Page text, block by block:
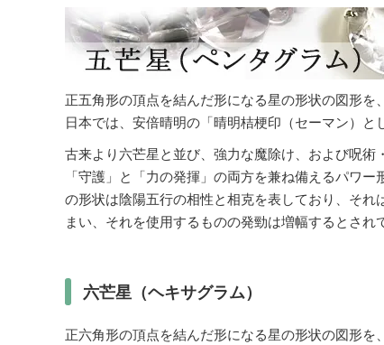
正五角形の頂点を結んだ形になる星の形状の図形を
日本では、安倍晴明の「晴明桔梗印（セーマン）と
古来より六芒星と並び、強力な魔除け、および呪術
「守護」と「力の発揮」の両方を兼ね備えるパワ
の形状は陰陽五行の相性と相克を表しており、そ
まい、それを使用するものの発勁は増幅するとされ
六芒星（ヘキサグラム）
正六角形の頂点を結んだ形になる星の形状の図形を